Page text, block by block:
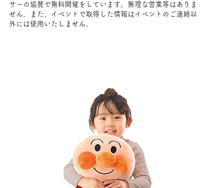
サーの協賛で無料開催をしています。無理な営業等はありま
せん。また、イベントで取得した情報はイベントのご連絡以
外には使用いたしません。